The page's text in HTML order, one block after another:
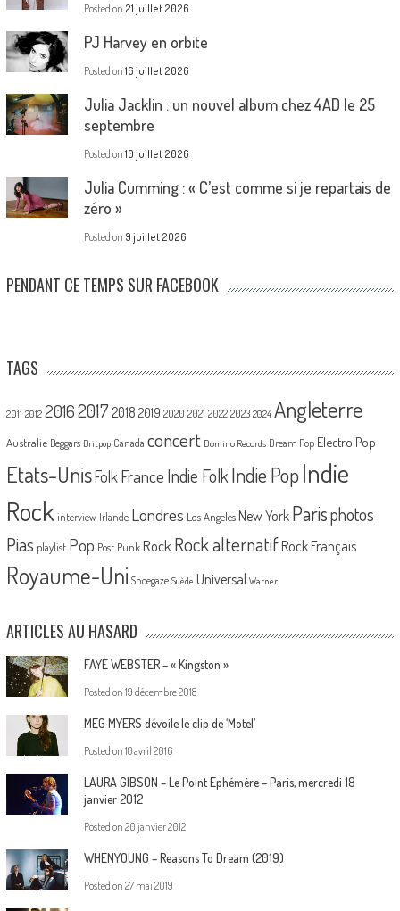
Posted on 21 juillet 2026
PJ Harvey en orbite
Posted on 16 juillet 2026
Julia Jacklin : un nouvel album chez 4AD le 25
septembre
Posted on 10 juillet 2026
Julia Cumming : « C’est comme si je repartais de
zéro »
Posted on 9 juillet 2026
PENDANT CE TEMPS SUR FACEBOOK
TAGS
2011 2012 20162017 2018 2019 2020 2021 2022 2023 2024 Angleterre
Australie Beggars Britpop Canada concert Domino Records Dream Pop Electro Pop
Etats-UnisFolk France Indie Folk Indie PopIndie
Rock interview Irlande Londres Los Angeles New York Parisphotos
Pias playlist Pop Post Punk Rock Rock alternatif Rock Français
Royaume-Uni Shoegaze Suède Universal Warner
ARTICLES AU HASARD
FAYE WEBSTER – « Kingston »
Posted on 19 décembre 2018
MEG MYERS dévoile le clip de ‘Motel’
Posted on 18 avril 2016
LAURA GIBSON – Le Point Ephémère – Paris, mercredi 18
janvier 2012
Posted on 20 janvier 2012
WHENYOUNG – Reasons To Dream (2019)
Posted on 27 mai 2019